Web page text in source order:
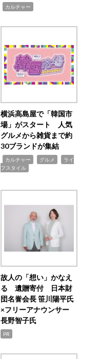
カルチャー
横浜高島屋で「韓国市
場」がスタート 人気
グルメから雑貨まで約
30ブランドが集結
カルチャー グルメ
ライ
フスタイル
故人の「想い」かなえ
る 遺贈寄付 日本財
団名誉会長 笹川陽平氏
×フリーアナウンサー
長野智子氏
PR